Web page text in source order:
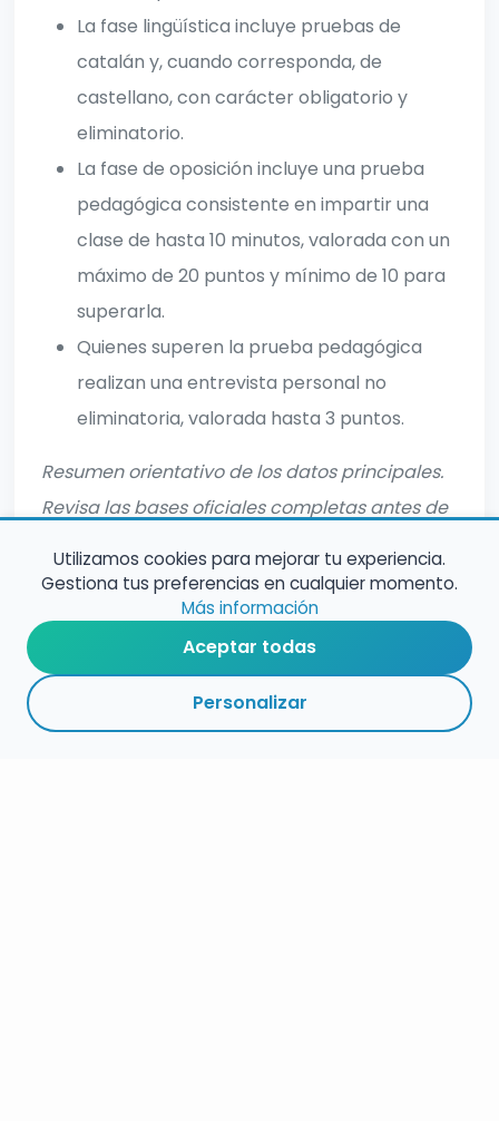
La fase lingüística incluye pruebas de
catalán y, cuando corresponda, de
castellano, con carácter obligatorio y
eliminatorio.
La fase de oposición incluye una prueba
pedagógica consistente en impartir una
clase de hasta 10 minutos, valorada con un
máximo de 20 puntos y mínimo de 10 para
superarla.
Quienes superen la prueba pedagógica
realizan una entrevista personal no
eliminatoria, valorada hasta 3 puntos.
Resumen orientativo de los datos principales.
Revisa las bases oficiales completas antes de
RESUMEN PLAZOS ESPECIALIDADES ENLACES SEGUIR
Utilizamos cookies para mejorar tu experiencia.
Gestiona tus preferencias en cualquier momento.
Más información
Aceptar todas
Personalizar